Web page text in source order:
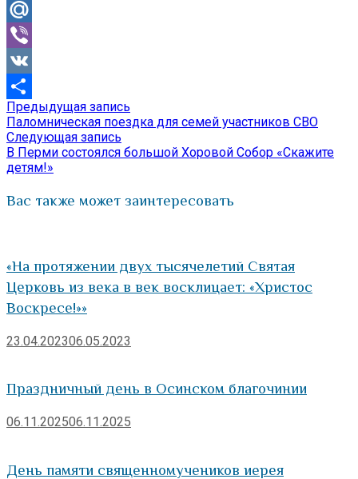
Odnoklassniki
Mail.Ru
Viber
VK
Отправить
Навигация
по
записям
Предыдущая запись
запись:
Паломническая поездка для семей участников СВО
Следующая запись
запись:
В Перми состоялся большой Хоровой Собор «Скажите
детям!»
Вас также может заинтересовать
«На протяжении двух тысячелетий Святая
Церковь из века в век восклицает: «Христос
Воскресе!»»
23.04.202306.05.2023
Праздничный день в Осинском благочинии
06.11.202506.11.2025
День памяти священномучеников иерея